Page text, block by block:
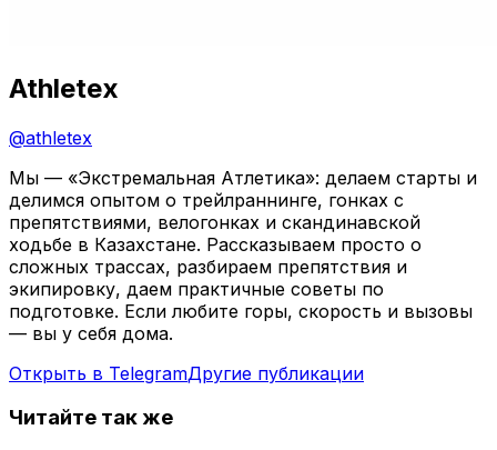
Athletex
@athletex
Мы — «Экстремальная Атлетика»: делаем старты и
делимся опытом о трейлраннинге, гонках с
препятствиями, велогонках и скандинавской
ходьбе в Казахстане. Рассказываем просто о
сложных трассах, разбираем препятствия и
экипировку, даем практичные советы по
подготовке. Если любите горы, скорость и вызовы
— вы у себя дома.
Открыть в TelegramДругие публикации
Читайте так же